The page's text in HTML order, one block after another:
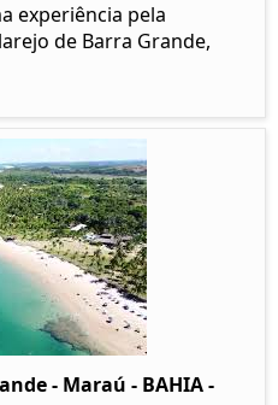
experiência pela
de Barra Grande,
- Maraú - BAHIA -